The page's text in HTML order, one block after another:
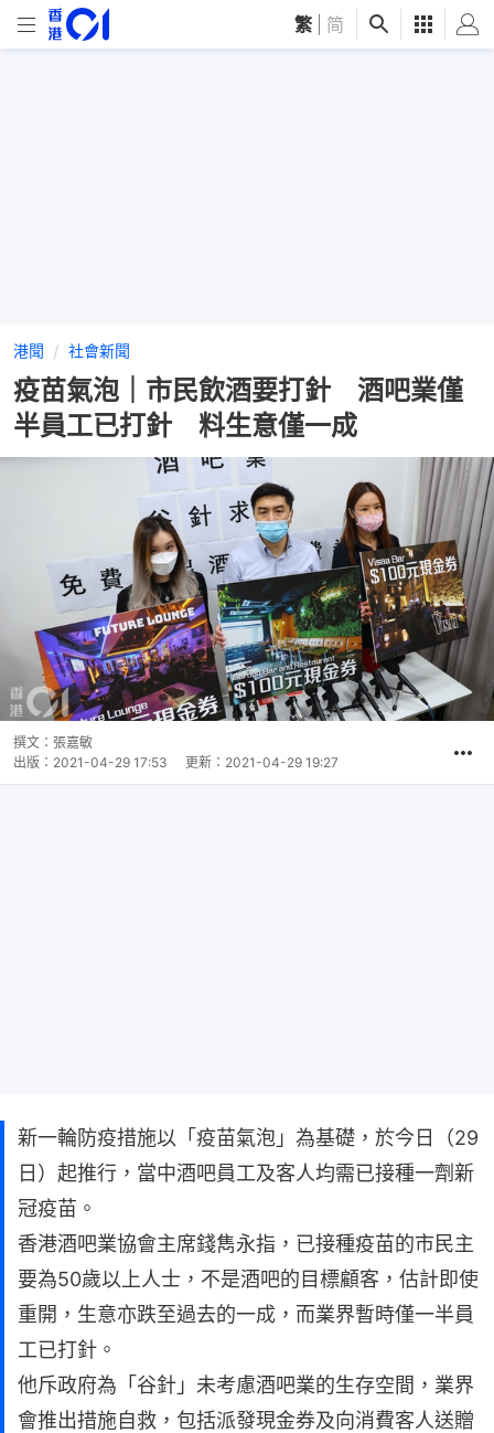
繁 简
港聞 社會新聞
疫苗氣泡｜市民飲酒要打針 酒吧業僅
半員工已打針 料生意僅一成
撰文： 張嘉敏
出版： 2021-04-29 17:53 更新： 2021-04-29 19:27
新一輪防疫措施以「疫苗氣泡」為基礎，於今日（29
日）起推行，當中酒吧員工及客人均需已接種一劑新
冠疫苗。
香港酒吧業協會主席錢雋永指，已接種疫苗的市民主
要為50歲以上人士，不是酒吧的目標顧客，估計即使
重開，生意亦跌至過去的一成，而業界暫時僅一半員
工已打針。
他斥政府為「谷針」未考慮酒吧業的生存空間，業界
會推出措施自救，包括派發現金券及向消費客人送贈